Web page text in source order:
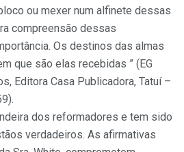
ou mexer num alfinete dessas
compreensão dessas
Os destinos das almas
que são elas recebidas ” (EG
Editora Casa Publicadora, Tatuí –
dos reformadores e tem sido
verdadeiros. As afirmativas